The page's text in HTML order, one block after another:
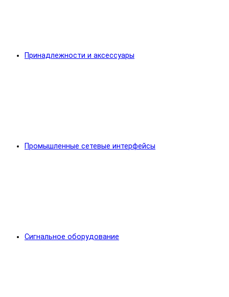
Принадлежности и аксессуары
Промышленные сетевые интерфейсы
Сигнальное оборудование